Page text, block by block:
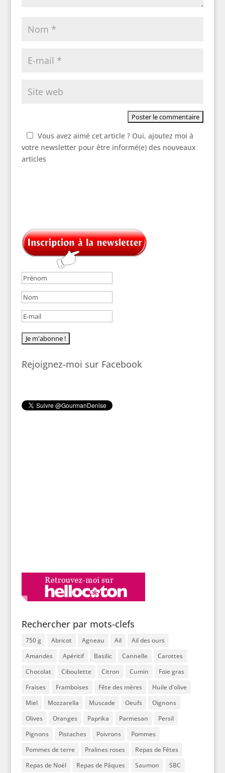
Vous avez aimé cet article ? Oui, ajoutez moi à
votre newsletter pour être informé(e) des nouveaux
articles
Rejoignez-moi sur Facebook
Rechercher par mots-clefs
750 g Abricot Agneau Ail
Ail des ours
Amandes
Apéritif Basilic Cannelle
Carottes
Chocolat
Ciboulette Citron Cumin
Foie gras
Fraises
Framboises Fête des mères
Huile d'olive
Miel
Mozzarella Muscade Oeufs
Oignons
Olives
Oranges Paprika Parmesan
Persil
Pignons
Pistaches Poivrons
Pommes
Pommes de terre
Pralines roses
Repas de Fêtes
Repas de Noël
Repas de Pâques Saumon SBC